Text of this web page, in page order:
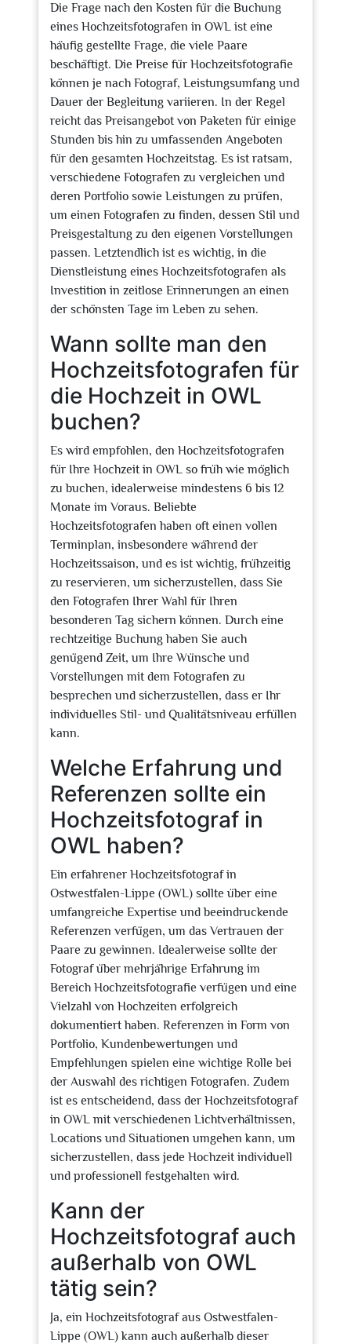
Die Frage nach den Kosten für die Buchung
eines Hochzeitsfotografen in OWL ist eine
häufig gestellte Frage, die viele Paare
beschäftigt. Die Preise für Hochzeitsfotografie
können je nach Fotograf, Leistungsumfang und
Dauer der Begleitung variieren. In der Regel
reicht das Preisangebot von Paketen für einige
Stunden bis hin zu umfassenden Angeboten
für den gesamten Hochzeitstag. Es ist ratsam,
verschiedene Fotografen zu vergleichen und
deren Portfolio sowie Leistungen zu prüfen,
um einen Fotografen zu finden, dessen Stil und
Preisgestaltung zu den eigenen Vorstellungen
passen. Letztendlich ist es wichtig, in die
Dienstleistung eines Hochzeitsfotografen als
Investition in zeitlose Erinnerungen an einen
der schönsten Tage im Leben zu sehen.
Wann sollte man den
Hochzeitsfotografen für
die Hochzeit in OWL
buchen?
Es wird empfohlen, den Hochzeitsfotografen
für Ihre Hochzeit in OWL so früh wie möglich
zu buchen, idealerweise mindestens 6 bis 12
Monate im Voraus. Beliebte
Hochzeitsfotografen haben oft einen vollen
Terminplan, insbesondere während der
Hochzeitssaison, und es ist wichtig, frühzeitig
zu reservieren, um sicherzustellen, dass Sie
den Fotografen Ihrer Wahl für Ihren
besonderen Tag sichern können. Durch eine
rechtzeitige Buchung haben Sie auch
genügend Zeit, um Ihre Wünsche und
Vorstellungen mit dem Fotografen zu
besprechen und sicherzustellen, dass er Ihr
individuelles Stil- und Qualitätsniveau erfüllen
kann.
Welche Erfahrung und
Referenzen sollte ein
Hochzeitsfotograf in
OWL haben?
Ein erfahrener Hochzeitsfotograf in
Ostwestfalen-Lippe (OWL) sollte über eine
umfangreiche Expertise und beeindruckende
Referenzen verfügen, um das Vertrauen der
Paare zu gewinnen. Idealerweise sollte der
Fotograf über mehrjährige Erfahrung im
Bereich Hochzeitsfotografie verfügen und eine
Vielzahl von Hochzeiten erfolgreich
dokumentiert haben. Referenzen in Form von
Portfolio, Kundenbewertungen und
Empfehlungen spielen eine wichtige Rolle bei
der Auswahl des richtigen Fotografen. Zudem
ist es entscheidend, dass der Hochzeitsfotograf
in OWL mit verschiedenen Lichtverhältnissen,
Locations und Situationen umgehen kann, um
sicherzustellen, dass jede Hochzeit individuell
und professionell festgehalten wird.
Kann der
Hochzeitsfotograf auch
außerhalb von OWL
tätig sein?
Ja, ein Hochzeitsfotograf aus Ostwestfalen-
Lippe (OWL) kann auch außerhalb dieser